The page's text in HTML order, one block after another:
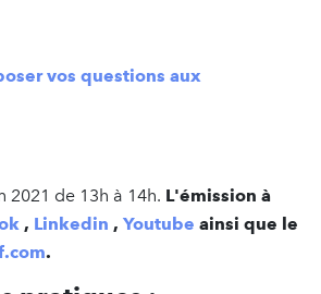
vos questions aux
2021 de 13h à 14h. L'émission à
, Linkedin , Youtube ainsi que le
.